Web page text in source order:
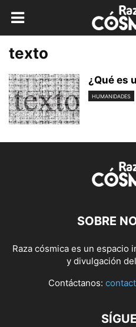
texto
¿Qué es
HUMANIDADES
SOBRE
Raza cósmica es un espacio
y divulgación
Contáctanos: